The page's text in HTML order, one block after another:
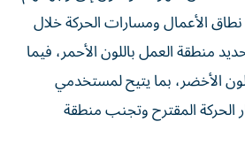
نطاق الأعمال ومسارات الحركة خلال
منطقة العمل باللون الأحمر، فيما
الأخضر، بما يتيح لمستخدمي
الحركة المقترح وتجنب منطقة